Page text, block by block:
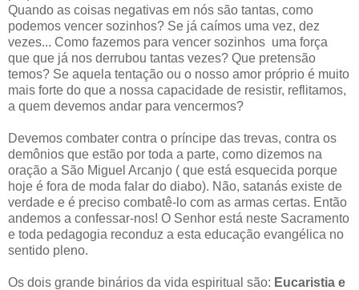
Quando as coisas negativas em nós são tantas, como
podemos vencer sozinhos? Se já caímos uma vez, dez
vezes... Como fazemos para vencer sozinhos uma força
que que já nos derrubou tantas vezes? Que pretensão
temos? Se aquela tentação ou o nosso amor próprio é muito
mais forte do que a nossa capacidade de resistir, reflitamos,
a quem devemos andar para vencermos?
Devemos combater contra o príncipe das trevas, contra os
demônios que estão por toda a parte, como dizemos na
oração a São Miguel Arcanjo ( que está esquecida porque
hoje é fora de moda falar do diabo). Não, satanás existe de
verdade e é preciso combatê-lo com as armas certas. Então
andemos a confessar-nos! O Senhor está neste Sacramento
e toda pedagogia reconduz a esta educação evangélica no
sentido pleno.
Os dois grande binários da vida espiritual são: Eucaristia e